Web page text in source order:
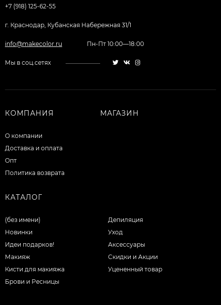
+7 (918) 125-62-55
г. Краснодар, Кубанская Набережная 31/1
info@makecolor.ru Пн-Пт 10:00—18:00
Мы в соц.сетях
КОМПАНИЯ
О компании
Доставка и оплата
Опт
Политика возврата
МАГАЗИН
КАТАЛОГ
(без имени)
Новинки
Идеи подарков!
Макияж
Кисти для макияжа
Брови и Ресницы
Депиляция
Уход
Аксессуары
Скидки и Акции
Уцененный товар